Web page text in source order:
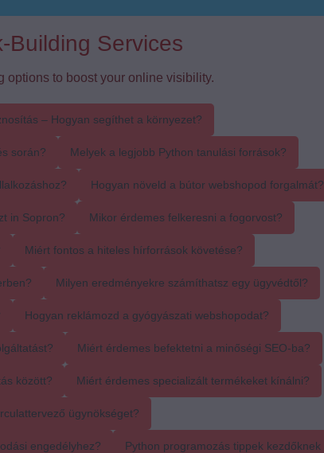
Building Services
options to boost your online visibility.
– Hogyan segíthet a környezet?
során? Melyek a legjobb Python tanulási források?
Hogyan növeld a bútor webshopod forgalmát?
in Sopron? Mikor érdemes felkeresni a fogorvost?
Miért fontos a hiteles hírforrások követése?
Milyen eredményekre számíthatsz egy ügyvédtől?
Hogyan reklámozd a gyógyászati webshopodat?
Miért érdemes befektetni a minőségi SEO-ba?
között? Miért érdemes specializált termékeket kínálni?
ügynökséget?
engedélyhez? Python programozás tippek kezdőknek